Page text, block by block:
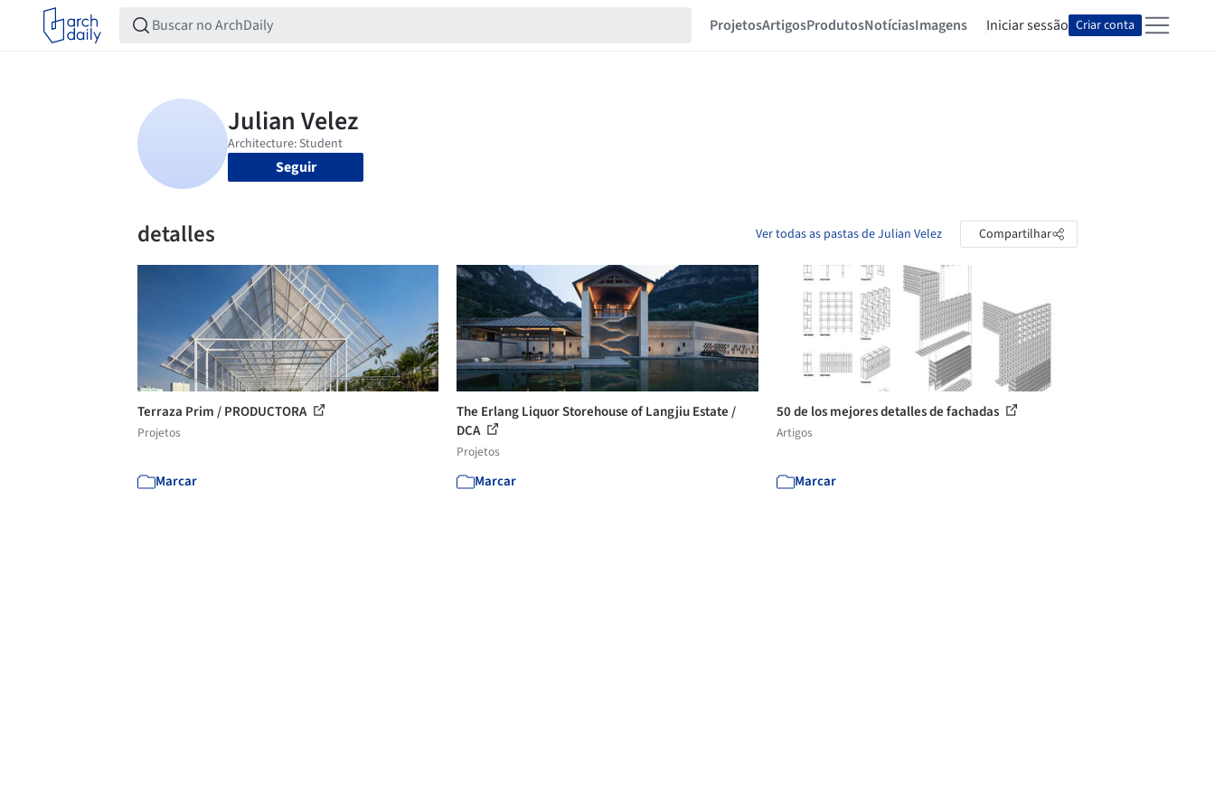
ProjetosArtigosProdutosNotíciasImagens Iniciar sessão Criar conta
Seguir
detalles Ver todas as pastas de Julian Velez Compartilhar
Terraza Prim / PRODUCTORA
Projetos
Marcar
The Erlang Liquor Storehouse of Langjiu Estate /
DCA
Projetos
Marcar
50 de los mejores detalles de fachadas
Artigos
Marcar